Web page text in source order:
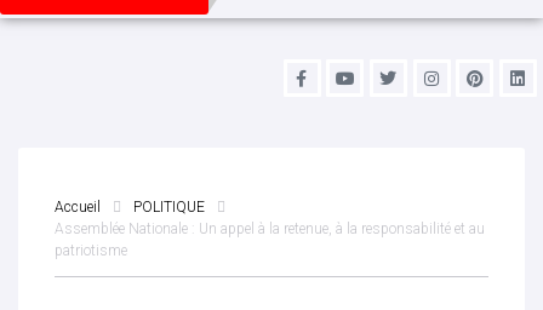
Accueil
POLITIQUE
Assemblée Nationale : Un appel à la retenue, à la responsabilité et au
patriotisme